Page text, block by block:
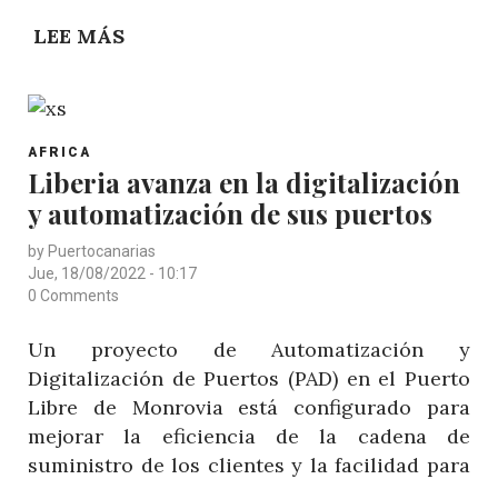
LEE MÁS
EN
EL
MAYOR
CENTRO
MARÍTIMO
EN
ÁFRICA
OCCIDENTAL
POST
AFRICA
Liberia avanza en la digitalización
y automatización de sus puertos
by Puertocanarias
Jue, 18/08/2022 - 10:17
0 Comments
Un proyecto de Automatización y
Digitalización de Puertos (PAD) en el Puerto
Libre de Monrovia está configurado para
mejorar la eficiencia de la cadena de
suministro de los clientes y la facilidad para